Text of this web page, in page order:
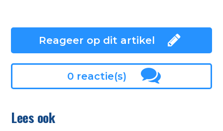
Reageer op dit artikel
0 reactie(s)
Lees ook